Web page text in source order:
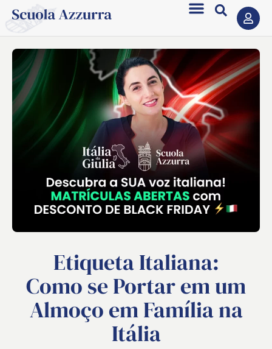
Etiqueta Italiana:
Como se Portar em um
Almoço em Família na
Itália